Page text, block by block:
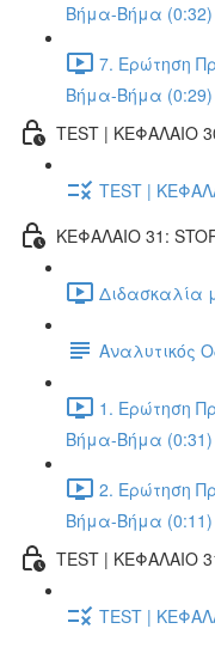
Βήμα-Βήμα (0:32)
7. Ερώτηση
Βήμα-Βήμα (0:29)
TEST | ΚΕΦΑΛΑΙΟ
TEST |
ΚΕΦΑΛΑΙΟ 31:
Διδασκαλία
Αναλυτικός
1. Ερώτηση
Βήμα-Βήμα (0:31)
2. Ερώτηση
Βήμα-Βήμα (0:11)
TEST | ΚΕΦΑΛΑΙΟ
TEST |